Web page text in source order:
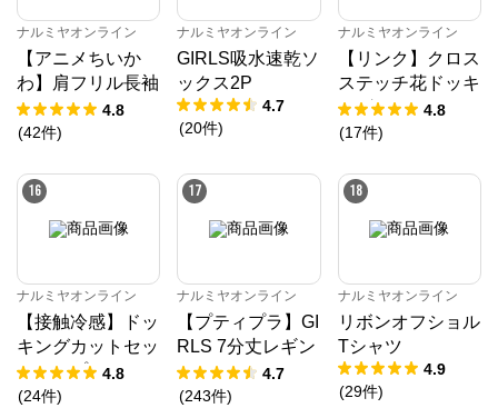
ナルミヤオンライン
【アニメちいか
わ】肩フリル長袖
Tシャツ
4.8
(42件)
ナルミヤオンライン
GIRLS吸水速乾ソ
ックス2P
4.7
(20件)
ナルミヤオンライン
【リンク】クロス
ステッチ花ドッキ
ングTシャツ
4.8
(17件)
16
ナルミヤオンライン
【接触冷感】ドッ
キングカットセッ
トアップ
4.8
(24件)
17
ナルミヤオンライン
【プティプラ】GI
RLS 7分丈レギン
ス
4.7
(243件)
18
ナルミヤオンライン
リボンオフショル
Tシャツ
4.9
(29件)